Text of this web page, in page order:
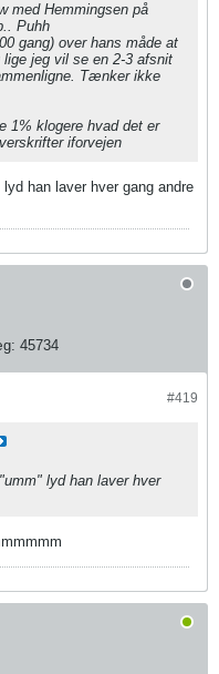
med Hemmingsen på
Puhh
gang) over hans måde at
jeg vil se en 2-3 afsnit
Tænker ikke
1% klogere hvad det er
iforvejen
han laver hver gang andre
45734
#419
lyd han laver hver